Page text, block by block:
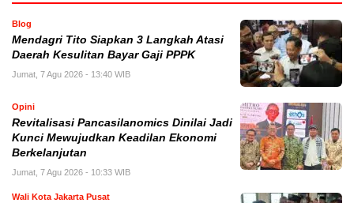
Blog
Mendagri Tito Siapkan 3 Langkah Atasi
Daerah Kesulitan Bayar Gaji PPPK
Jumat, 7 Agu 2026 - 13:40 WIB
Opini
Revitalisasi Pancasilanomics Dinilai Jadi
Kunci Mewujudkan Keadilan Ekonomi
Berkelanjutan
Jumat, 7 Agu 2026 - 10:33 WIB
Wali Kota Jakarta Pusat